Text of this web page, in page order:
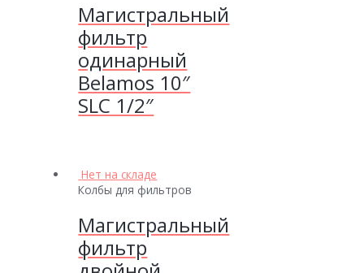
Магистральный
фильтр
одинарный
Belamos 10″
SLC 1/2″
Нет на складе
Колбы для фильтров
Магистральный
фильтр